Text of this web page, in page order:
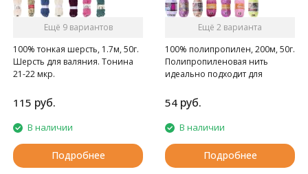
Ещё 9 вариантов
100% тонкая шерсть, 1.7м, 50г.
Шерсть для валяния. Тонина
21-22 мкр.
115 руб.
В наличии
Подробнее
Ещё 2 варианта
100% полипропилен, 200м, 50г.
Полипропиленовая нить
идеально подходит для
сумок, поясов, искусственных
цветов и любых украшений
54 руб.
В наличии
Подробнее